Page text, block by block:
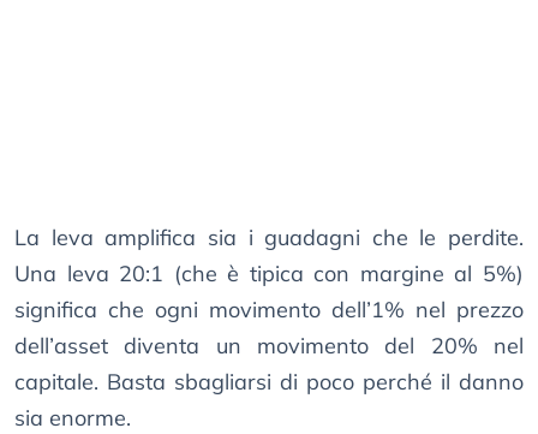
La leva amplifica sia i guadagni che le perdite.
Una leva 20:1 (che è tipica con margine al 5%)
significa che ogni movimento dell’1% nel prezzo
dell’asset diventa un movimento del 20% nel
capitale. Basta sbagliarsi di poco perché il danno
sia enorme.